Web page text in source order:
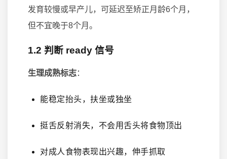
发育较慢或早产儿，可延迟至矫正月龄6个月，
但不宜晚于8个月。
1.2 判断 ready 信号
生理成熟标志：
能稳定抬头，扶坐或独坐
挺舌反射消失，不会用舌头将食物顶出
对成人食物表现出兴趣，伸手抓取